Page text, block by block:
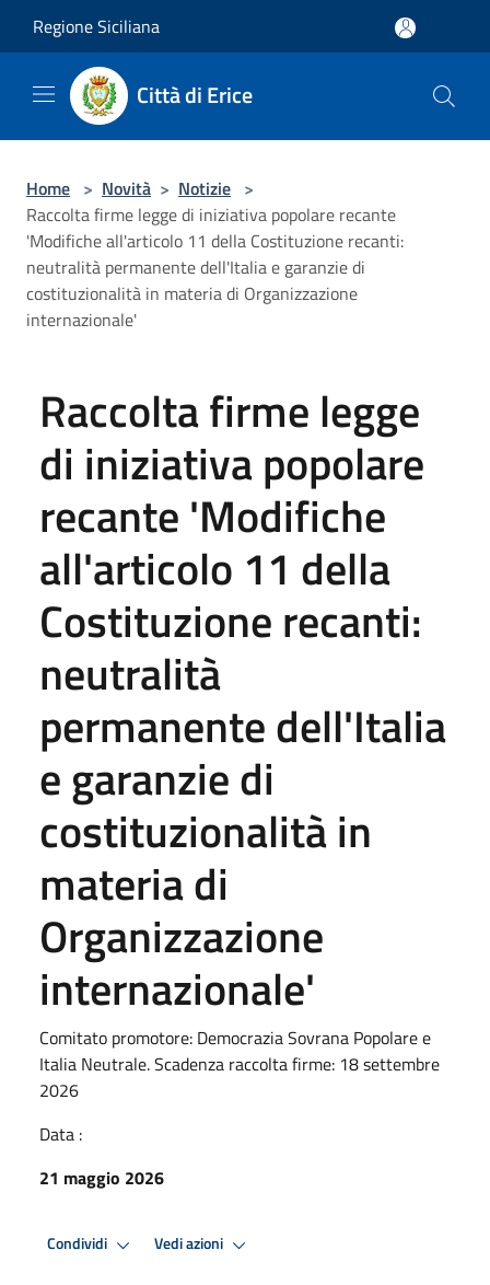
Regione Siciliana
Città di Erice
Home > Novità > Notizie >
Raccolta firme legge di iniziativa popolare recante
'Modifiche all'articolo 11 della Costituzione recanti:
neutralità permanente dell'Italia e garanzie di
costituzionalità in materia di Organizzazione
internazionale'
Raccolta firme legge
di iniziativa popolare
recante 'Modifiche
all'articolo 11 della
Costituzione recanti:
neutralità
permanente dell'Italia
e garanzie di
costituzionalità in
materia di
Organizzazione
internazionale'
Comitato promotore: Democrazia Sovrana Popolare e
Italia Neutrale. Scadenza raccolta firme: 18 settembre
2026
Data :
21 maggio 2026
Condividi Vedi azioni